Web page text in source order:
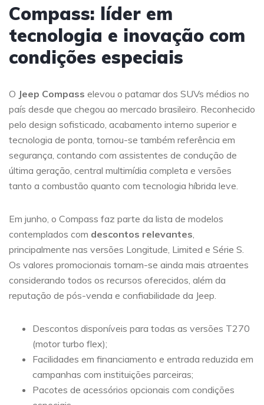
Compass: líder em
tecnologia e inovação com
condições especiais
O Jeep Compass elevou o patamar dos SUVs médios no
país desde que chegou ao mercado brasileiro. Reconhecido
pelo design sofisticado, acabamento interno superior e
tecnologia de ponta, tornou-se também referência em
segurança, contando com assistentes de condução de
última geração, central multimídia completa e versões
tanto a combustão quanto com tecnologia híbrida leve.
Em junho, o Compass faz parte da lista de modelos
contemplados com descontos relevantes,
principalmente nas versões Longitude, Limited e Série S.
Os valores promocionais tornam-se ainda mais atraentes
considerando todos os recursos oferecidos, além da
reputação de pós-venda e confiabilidade da Jeep.
Descontos disponíveis para todas as versões T270
(motor turbo flex);
Facilidades em financiamento e entrada reduzida em
campanhas com instituições parceiras;
Pacotes de acessórios opcionais com condições